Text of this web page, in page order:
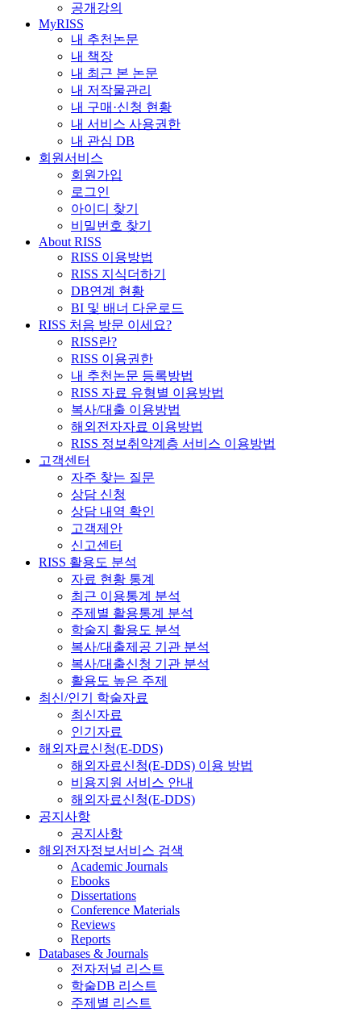
공개강의
MyRISS
내 추천논문
내 책장
내 최근 본 논문
내 저작물관리
내 구매·신청 현황
내 서비스 사용권한
내 관심 DB
회원서비스
회원가입
로그인
아이디 찾기
비밀번호 찾기
About RISS
RISS 이용방법
RISS 지식더하기
DB연계 현황
BI 및 배너 다운로드
RISS 처음 방문 이세요?
RISS란?
RISS 이용권한
내 추천논문 등록방법
RISS 자료 유형별 이용방법
복사/대출 이용방법
해외전자자료 이용방법
RISS 정보취약계층 서비스 이용방법
고객센터
자주 찾는 질문
상담 신청
상담 내역 확인
고객제안
신고센터
RISS 활용도 분석
자료 현황 통계
최근 이용통계 분석
주제별 활용통계 분석
학술지 활용도 분석
복사/대출제공 기관 분석
복사/대출신청 기관 분석
활용도 높은 주제
최신/인기 학술자료
최신자료
인기자료
해외자료신청(E-DDS)
해외자료신청(E-DDS) 이용 방법
비용지원 서비스 안내
해외자료신청(E-DDS)
공지사항
공지사항
해외전자정보서비스 검색
Academic Journals
Ebooks
Dissertations
Conference Materials
Reviews
Reports
Databases & Journals
전자저널 리스트
학술DB 리스트
주제별 리스트